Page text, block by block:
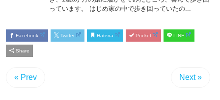
Facebook Twitter Hatena Pocket LINE
Share
« Prev Next »